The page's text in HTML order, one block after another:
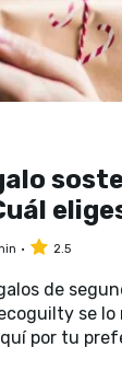
2.5
de
se lo
por tu